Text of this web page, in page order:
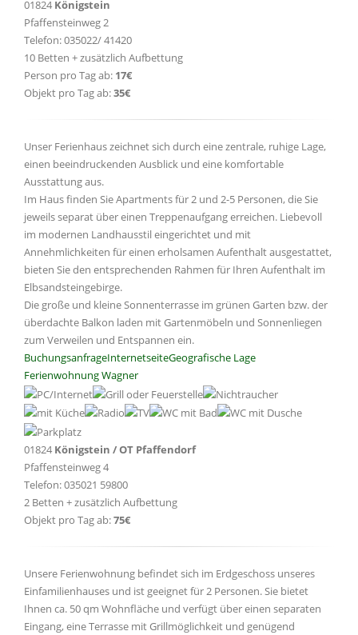
01824 Königstein
Pfaffensteinweg 2
Telefon: 035022/ 41420
10 Betten + zusätzlich Aufbettung
Person pro Tag ab: 17€
Objekt pro Tag ab:35€
Unser Ferienhaus zeichnet sich durch eine zentrale, ruhige Lage,
einen beeindruckenden Ausblick und eine komfortable
Ausstattung aus.
Im Haus finden Sie Apartments für 2 und 2-5 Personen, die Sie
jeweils separat über einen Treppenaufgang erreichen. Liebevoll
im modernen Landhausstil eingerichtet und mit
Annehmlichkeiten für einen erholsamen Aufenthalt ausgestattet,
bieten Sie den entsprechenden Rahmen für Ihren Aufenthalt im
Elbsandsteingebirge.
Die große und kleine Sonnenterrasse im grünen Garten bzw. der
überdachte Balkon laden mit Gartenmöbeln und Sonnenliegen
zum Verweilen und Entspannen ein.
BuchungsanfrageInternetseiteGeografische Lage
Ferienwohnung Wagner
01824 Königstein / OT Pfaffendorf
Pfaffensteinweg 4
Telefon: 035021 59800
2 Betten + zusätzlich Aufbettung
Objekt pro Tag ab:75€
Unsere Ferienwohnung befindet sich im Erdgeschoss unseres
Einfamilienhauses und ist geeignet für 2 Personen. Sie bietet
Ihnen ca. 50 qm Wohnfläche und verfügt über einen separaten
Eingang, eine Terrasse mit Grillmöglichkeit und genügend